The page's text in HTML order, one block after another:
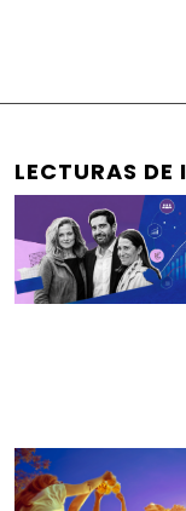
LECTURAS DE